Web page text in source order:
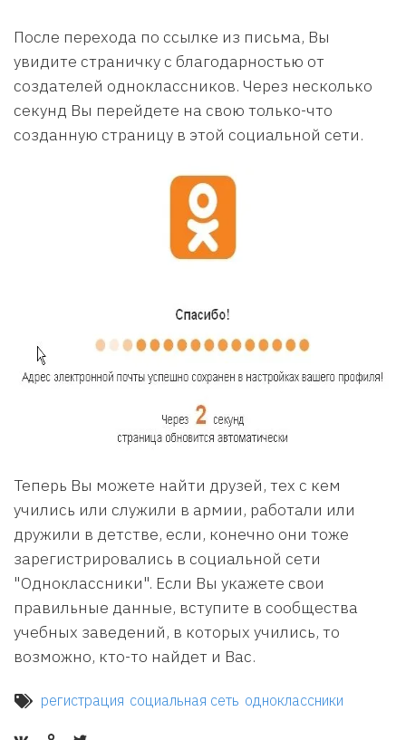
После перехода по ссылке из письма, Вы
увидите страничку с благодарностью от
создателей одноклассников. Через несколько
секунд Вы перейдете на свою только-что
созданную страницу в этой социальной сети.
Теперь Вы можете найти друзей, тех с кем
учились или служили в армии, работали или
дружили в детстве, если, конечно они тоже
зарегистрировались в социальной сети
"Одноклассники". Если Вы укажете свои
правильные данные, вступите в сообщества
учебных заведений, в которых учились, то
возможно, кто-то найдет и Вас.
регистрация социальная сеть одноклассники